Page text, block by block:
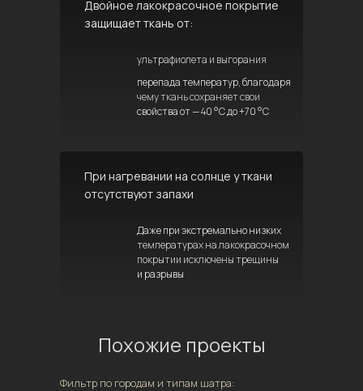
Двойное лакокрасочное покрытие
защищает ткань от:
ультрафиолета и выгорания
перепада температур, благодаря
чему ткань сохраняет свои
свойства от — 40 °C до +70 °C
При нагревании на солнце у ткани
отсутствуют запахи
Даже при экстремально низких
температурах на лакокрасочном
покрытии исключены трещины
и разрывы
Похожие проекты
Фильтр по городам и типам шатра: